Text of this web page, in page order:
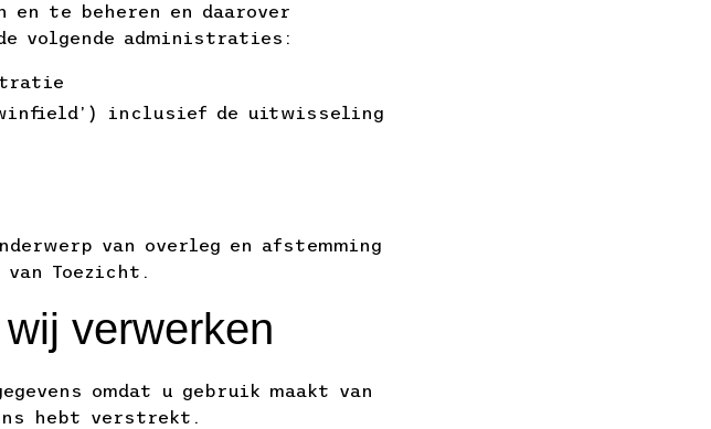
te beheren en daarover
volgende administraties:
inclusief de uitwisseling
van overleg en afstemming
van Toezicht.
verwerken
omdat u gebruik maakt van
hebt verstrekt.